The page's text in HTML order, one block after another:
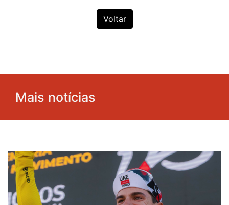
Voltar
Mais notícias